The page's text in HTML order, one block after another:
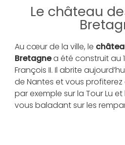
Le château
Au cœur de la ville, le
Bretagnea été construit au
François II. Il abrite
de Nantes et vous profiterez
par exemple sur la Tour Lu et
vous baladant sur les